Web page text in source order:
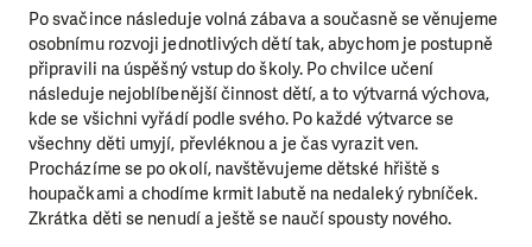
Po svačince následuje volná zábava a současně se věnujeme
osobnímu rozvoji jednotlivých dětí tak, abychom je postupně
připravili na úspěšný vstup do školy. Po chvilce učení
následuje nejoblíbenější činnost dětí, a to výtvarná výchova,
kde se všichni vyřádí podle svého. Po každé výtvarce se
všechny děti umyjí, převléknou a je čas vyrazit ven.
Procházíme se po okolí, navštěvujeme dětské hřiště s
houpačkami a chodíme krmit labutě na nedaleký rybníček.
Zkrátka děti se nenudí a ještě se naučí spousty nového.